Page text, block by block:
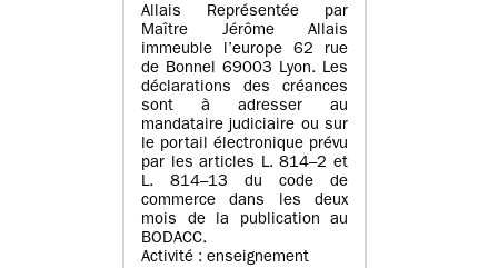
Allais Représentée par
Maître Jérôme Allais
immeuble l’europe 62 rue
de Bonnel 69003 Lyon. Les
déclarations des créances
sont à adresser au
mandataire judiciaire ou sur
le portail électronique prévu
par les articles L. 814–2 et
L. 814–13 du code de
commerce dans les deux
mois de la publication au
BODACC.
Activité : enseignement